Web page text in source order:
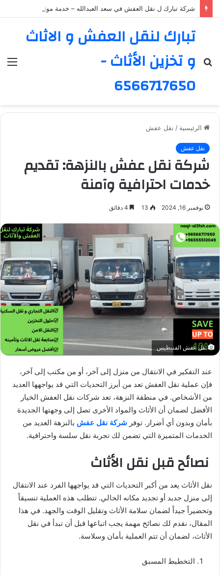
تبارك لنقل العفش و الاثاث
و تخزين الأثاث -
6566717650
بحث
الرئيسية / نقل عفش
نقل عفش
شركة نقل عفش بالنزهة: تقديم
خدمات احترافية وآمنة
نوفمبر 16, 2024 13
نقل عفش الفنيطيس
عند التفكير في الانتقال من منزل إلى آخر، أو من مكتب إلى آخر،
فإن عملية نقل العفش تعد من أبرز التحديات التي قد يواجهها العديد
من الأشخاص. في منطقة النزهة، تعد شركات نقل العفش الخيار
الأفضل لضمان أن الأثاث والمواد الأخرى تصل إلى وجهتها الجديدة
بأمان وبدون أي أضرار. توفر شركة نقل عفش بالنزهة العديد من
الخدمات المتميزة التي تضمن لك تجربة نقل سلسة واحترافية.
نصائح قبل نقل الأثاث
نقل الأثاث يعد من أكبر التحديات التي قد يواجهها الفرد عند الانتقال
إلى منزل جديد أو تجديد مكانه الحالي. تتطلب هذه العملية تنسيقاً
وتحضيراً جيداً لضمان سلامة الأثاث وتقليل الوقت والجهد. في هذا
المقال، نقدم لك نصائح مهمة يجب اتباعها قبل أن تبدأ في نقل
الأثاث، لضمان أن تتم العملية بأمان وسلاسة.
التخطيط المسبق